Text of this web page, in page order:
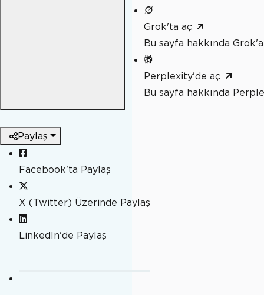
Grok'ta aç
Bu sayfa hakkında
Perplexity'de aç
Bu sayfa hakkında
Paylaş
Facebook'ta Paylaş
X (Twitter) Üzerinde Paylaş
LinkedIn'de Paylaş